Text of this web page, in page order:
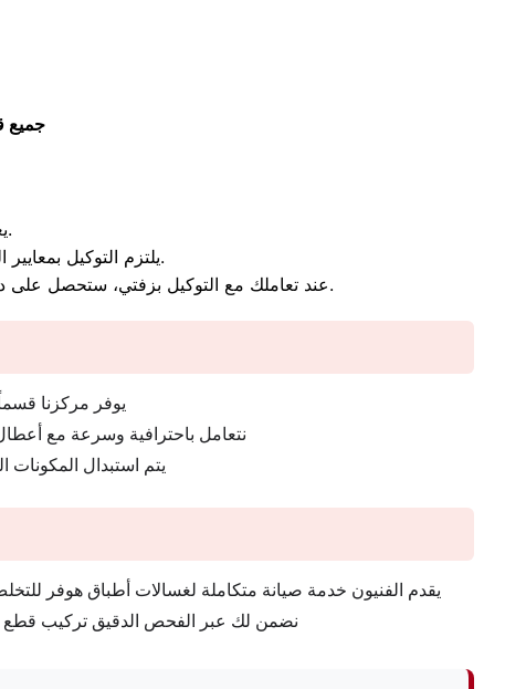
جميع
هو ملاذك الآمن للحفاظ على أجهزتك التكنولوجية.
يلتزم التوكيل بمعايير الصيانة الوقائية والدورية التي تحمي الغسالات من الأعطال المفاجئة وتطيل عمرها الافتراضي.
عند تعاملك مع التوكيل بزفتي، ستحصل على دعم فني معتمد يضمن تشغيل أجهزتك بأعلى كفاءة في تنظيف الملابس والأواني مع استهلاك اقتصادي وموفر للطاقة.
يوفر مركزنا
نتعامل باحترافية وسرعة مع
يتم استبدال المكونات
يقدم الفنيون خدمة صيانة متكاملة لغسالات أطباق هوفر
نضمن لك عبر الفحص الدقيق تركيب قطع